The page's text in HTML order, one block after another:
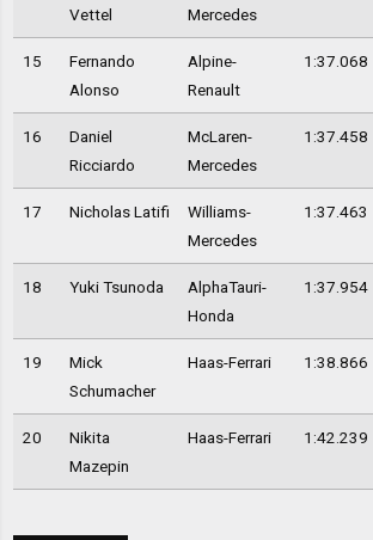
Vettel
Mercedes
15
Fernando
Alonso
Alpine-
Renault
1:37.068
16
Daniel
Ricciardo
McLaren-
Mercedes
1:37.458
17 Nicholas Latifi
Williams-
Mercedes
1:37.463
18 Yuki Tsunoda
AlphaTauri-
Honda
1:37.954
19
Mick
Schumacher
Haas-Ferrari 1:38.866
20
Nikita
Mazepin
Haas-Ferrari 1:42.239